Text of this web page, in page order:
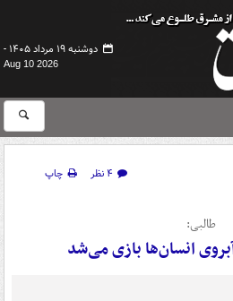
دوشنبه ۱۹ مرداد ۱۴۰۵ -
Aug 10 2026
۴ نظر
چاپ
طالبی: